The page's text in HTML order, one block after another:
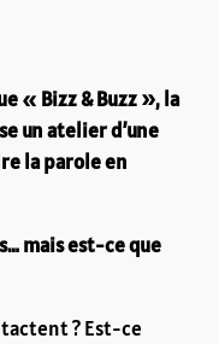
« Bizz & Buzz », la
un atelier d’une
la parole en
mais est-ce que
? Est-ce